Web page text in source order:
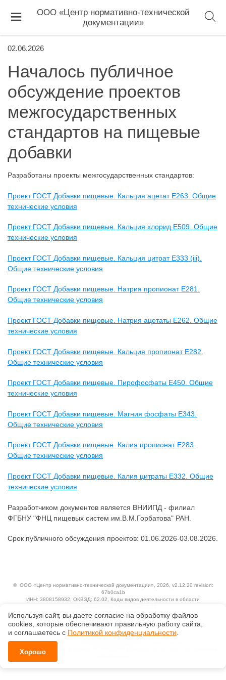
ООО «Центр нормативно-технической
документации»
02.06.2026
Началось публичное
обсуждение проектов
межгосударственных
стандартов на пищевые
добавки
Разработаны проекты межгосударственных стандартов:
Проект ГОСТ Добавки пищевые. Кальция ацетат E263. Общие
технические условия
Проект ГОСТ Добавки пищевые. Кальция хлорид Е509. Общие
технические условия
Проект ГОСТ Добавки пищевые. Кальция цитрат Е333 (iii).
Общие технические условия
Проект ГОСТ Добавки пищевые. Натрия пропионат E281.
Общие технические условия
Проект ГОСТ Добавки пищевые. Натрия ацетаты E262. Общие
технические условия
Проект ГОСТ Добавки пищевые. Кальция пропионат E282.
Общие технические условия
Проект ГОСТ Добавки пищевые. Пирофосфаты E450. Общие
технические условия
Проект ГОСТ Добавки пищевые. Магния фосфаты E343.
Общие технические условия
Проект ГОСТ Добавки пищевые. Калия пропионат E283.
Общие технические условия
Проект ГОСТ Добавки пищевые. Калия цитраты Е332. Общие
технические условия
Разработчиком документов является ВНИИПД - филиал
ФГБНУ "ФНЦ пищевых систем им.В.М.Горбатова" РАН.
Срок публичного обсуждения проектов: 01.06.2026-03.08.2026.
© ООО «Центр нормативно-технической документации» , 2026, v2.12.20 revision:
67b0ca1b
ИНН: 3808158932, ОКВЭД: 62.02, Коды видов деятельности в области
Ценовая политика
Исключительные авторские и смежные права принадлежат АО «Кодекс».
Положение по обработке и защите персональных данных
Справка о регистрации продуктов АО «Кодекс» в Реестре российского программного
Используя сайт, вы даете согласие на обработку файлов
сооkiеs, которые обеспечивают правильную работу сайта,
и соглашаетесь с Политикой конфиденциальности
Хорошо